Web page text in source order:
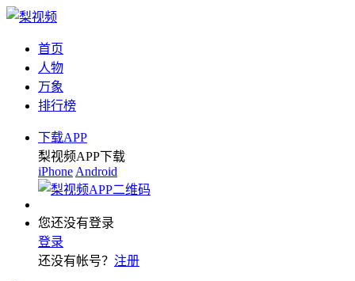
首页
人物
万象
排行榜
下载APP
梨视频APP下载
iPhone Android
您还没有登录
登录
还没有帐号？ 注册